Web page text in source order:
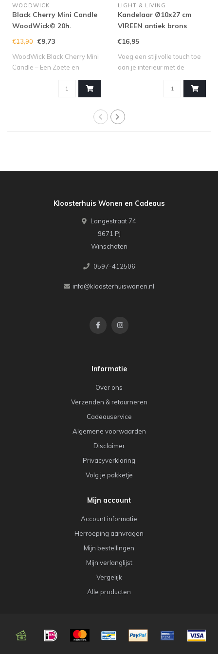
WOODWICK
Black Cherry Mini Candle
WoodWick© 20h.
€13,90 €9,73
WoodWick Black Cherry Mini
Candle – Een Zoete en
LIGHT & LIVING
Kandelaar Ø10x27 cm
VIREEN antiek brons
€16,95
Voeg een stijlvolle touch toe
aan je interieur met de
Kloosterhuis Wonen en Cadeaus
Langestraat 74
9671 PJ
Winschoten
0597-412506
info@kloosterhuiswonen.nl
Informatie
Over ons
Verzenden & retourneren
Cadeauservice
Algemene voorwaarden
Disclaimer
Privacyverklaring
Volg je pakketje
Mijn account
Account informatie
Herroeping aanvragen
Mijn bestellingen
Mijn verlanglijst
Vergelijk
Alle producten